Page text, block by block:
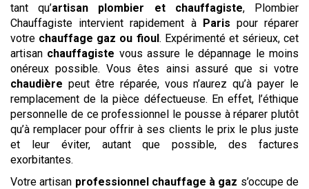
tant qu’artisan plombier et chauffagiste, Plombier
Chauffagiste intervient rapidement à Paris pour réparer
votre chauffage gaz ou fioul. Expérimenté et sérieux, cet
artisan chauffagiste vous assure le dépannage le moins
onéreux possible. Vous êtes ainsi assuré que si votre
chaudière peut être réparée, vous n’aurez qu’à payer le
remplacement de la pièce défectueuse. En effet, l’éthique
personnelle de ce professionnel le pousse à réparer plutôt
qu’à remplacer pour offrir à ses clients le prix le plus juste
et leur éviter, autant que possible, des factures
exorbitantes.
Votre artisan professionnel chauffage à gaz s’occupe de